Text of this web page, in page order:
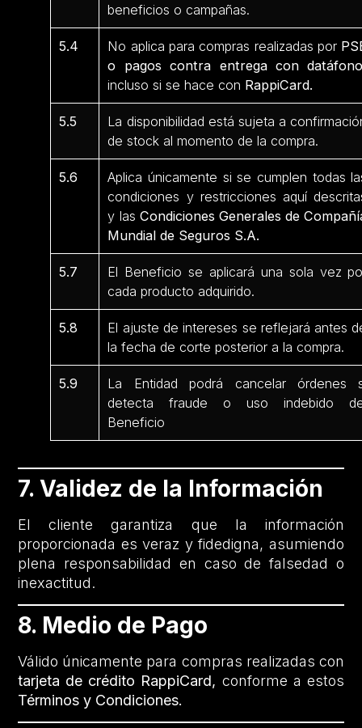
beneficios o campañas.
5.4 No aplica para compras realizadas por
o pagos contra entrega con
incluso si se hace con RappiCard.
5.5
La disponibilidad está sujeta a
de stock al momento de la compra.
5.6
Aplica únicamente si se cumplen todas
condiciones y restricciones aquí
y las Condiciones Generales de
Mundial de Seguros S.A.
5.7
El Beneficio se aplicará una sola vez
cada producto adquirido.
5.8
El ajuste de intereses se reflejará antes
la fecha de corte posterior a la compra.
5.9
La Entidad podrá cancelar órdenes
detecta fraude o uso indebido
Beneficio
7. Validez de la Información
El cliente garantiza que la información
proporcionada es veraz y fidedigna, asumiendo
plena responsabilidad en caso de falsedad o
inexactitud.
8. Medio de Pago
Válido únicamente para compras realizadas con
tarjeta de crédito RappiCard, conforme a estos
Términos y Condiciones.